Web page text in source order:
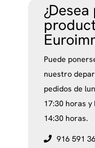
Puede
nuestro
pedidos de
17:30 horas y
14:30 horas.
916 591